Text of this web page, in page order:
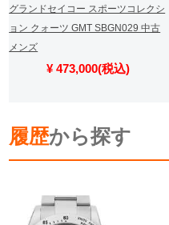
グランドセイコー スポーツコレクシ
ョン クォーツ GMT SBGN029 中古
メンズ
¥ 473,000(税込)
履歴から探す